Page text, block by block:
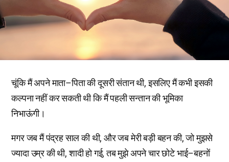
चूंकि मैं अपने माता–पिता की दूसरी संतान थी, इसलिए मैं कभी इसकी
कल्पना नहीं कर सकती थी कि मैं पहली सन्तान की भूमिका
निभाऊंगी।
मगर जब मैं पंद्रह साल की थी, और जब मेरी बड़ी बहन की, जो मुझसे
ज्यादा उम्र की थी, शादी हो गई, तब मुझे अपने चार छोटे भाई–बहनों